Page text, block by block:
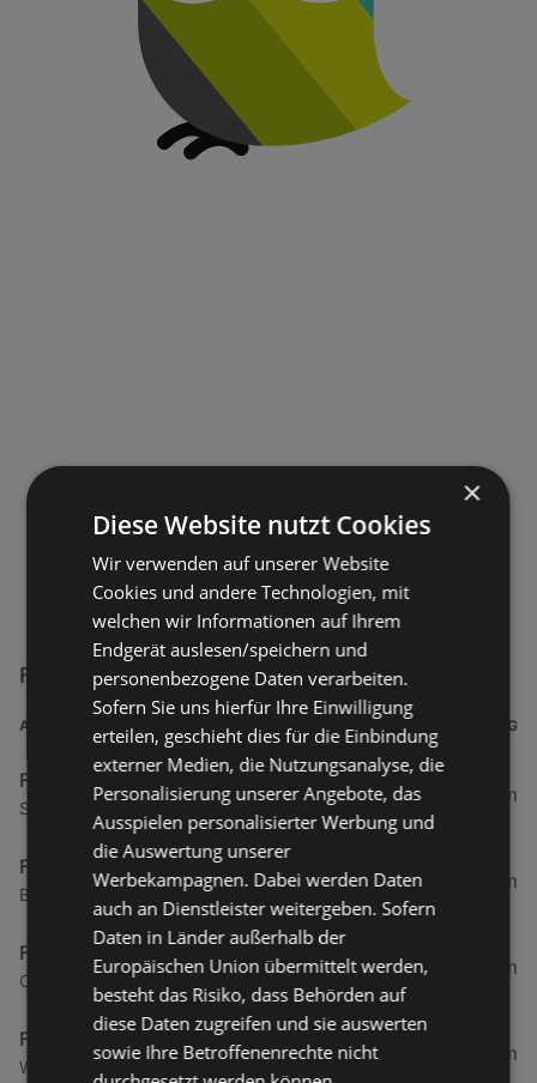
Fiat Filialen in der Nähe
ADRESSE ENTFERNUNG
Fiat
Schwefel 69, 6850 Dornbirn
11,58 km
Fiat
Bachmaehdle 2, 6850 Dornbirn
13,14 km
Fiat
Churer Straße 30, 6830 Rankweil
22,79 km
Fiat
Walgaustraße 75, 6714 Nueziders
35,73 km
×
Diese Website nutzt Cookies
Wir verwenden auf unserer Website
Cookies und andere Technologien, mit
welchen wir Informationen auf Ihrem
Endgerät auslesen/speichern und
personenbezogene Daten verarbeiten.
Sofern Sie uns hierfür Ihre Einwilligung
erteilen, geschieht dies für die Einbindung
externer Medien, die Nutzungsanalyse, die
Personalisierung unserer Angebote, das
Ausspielen personalisierter Werbung und
die Auswertung unserer
Werbekampagnen. Dabei werden Daten
auch an Dienstleister weitergeben. Sofern
Daten in Länder außerhalb der
Europäischen Union übermittelt werden,
besteht das Risiko, dass Behörden auf
diese Daten zugreifen und sie auswerten
sowie Ihre Betroffenenrechte nicht